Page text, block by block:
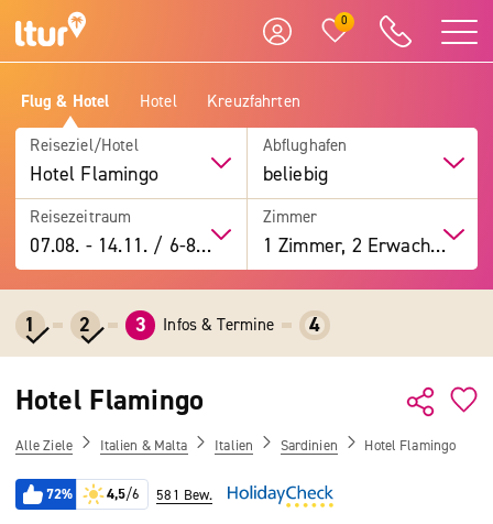
0
Flug & Hotel Hotel Kreuzfahrten
Reiseziel/Hotel
Hotel Flamingo
Abflughafen
beliebig
Reisezeitraum
07.08. -14.11. / 6-8 Tage
Zimmer
1 Zimmer, 2 Erwachsene
1 2 3 Infos & Termine 4
Hotel Flamingo
Alle Ziele Italien & Malta Italien Sardinien Hotel Flamingo
72% 4,5/6 581 Bew.